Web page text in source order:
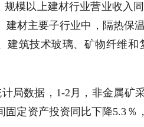
规模以上建材行业营业收入
建材主要子行业中，隔热
建筑技术玻璃、矿物纤维
局数据，1-2月，非金属矿
定资产投资同比下降5.3